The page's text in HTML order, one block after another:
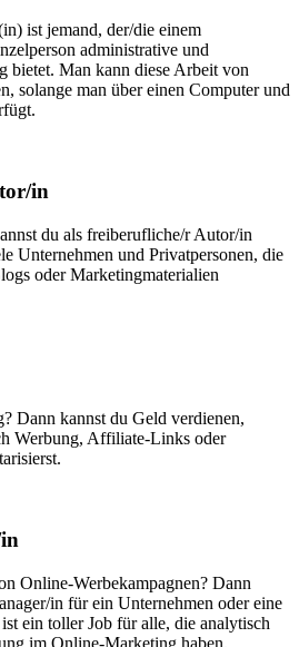
ist jemand, der/die einem
administrative und
bietet. Man kann diese Arbeit von
solange man über einen Computer und
in
du als freiberufliche/r Autor/in
Unternehmen und Privatpersonen, die
oder Marketingmaterialien
Dann kannst du Geld verdienen,
Werbung, Affiliate-Links oder
Online-Werbekampagnen? Dann
in für ein Unternehmen oder eine
ein toller Job für alle, die analytisch
im Online-Marketing haben.